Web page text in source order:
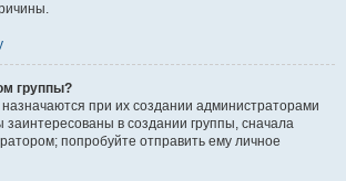
группы?
при их создании администраторами
в создании группы, сначала
попробуйте отправить ему личное